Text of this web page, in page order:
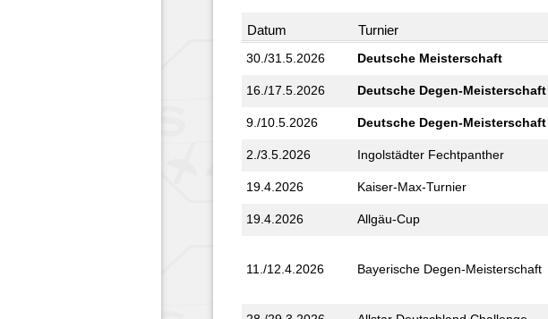
Datum Turnier
30./31.5.2026 Deutsche Meister­schaft
16./17.5.2026 Deutsche Degen-Meister­schaft
9./10.5.2026 Deutsche Degen-Meister­schaft
2./3.5.2026 Ingolstädter Fechtpanther
19.4.2026 Kaiser-Max-Turnier
19.4.2026 Allgäu-Cup
11./12.4.2026 Bayerische Degen-Meister­schaft